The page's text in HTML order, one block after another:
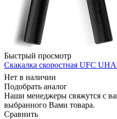
Быстрый просмотр
Скакалка скоростная UFC
Нет в наличии
Подобрать аналог
Наши менеджеры свяжутся с
выбранного Вами товара.
Сравнить